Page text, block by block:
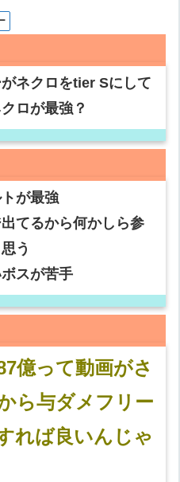
ネクロをtier Sにして
ロが最強？
が最強
てるから何かしら参
う
スが苦手
億って動画がさ
ら与ダメフリー
れば良いんじゃ